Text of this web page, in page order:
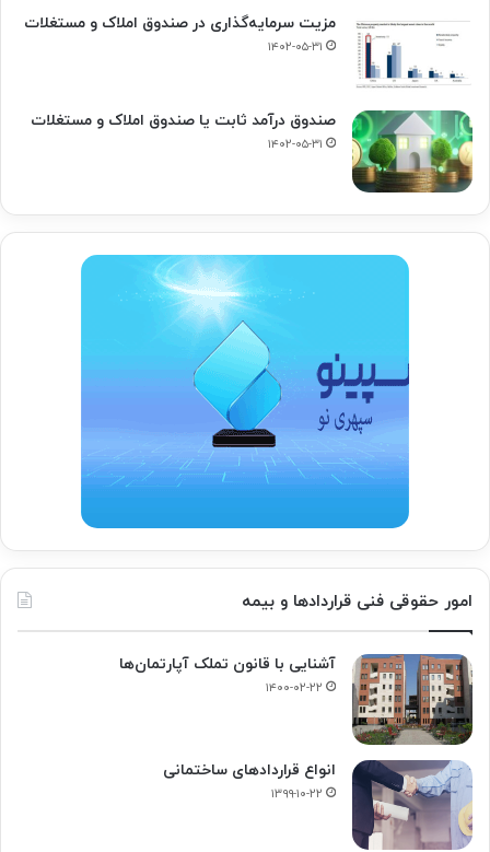
مزیت سرمایه‌گذاری در صندوق املاک و مستغلات
۱۴۰۲-۰۵-۳۱
صندوق درآمد ثابت یا صندوق املاک و مستغلات
۱۴۰۲-۰۵-۳۱
امور حقوقی فنی قراردادها و بیمه
آشنایی با قانون تملک آپارتمان‌ها
۱۴۰۰-۰۲-۲۲
انواع قراردادهای ساختمانی
۱۳۹۹-۱۰-۲۲